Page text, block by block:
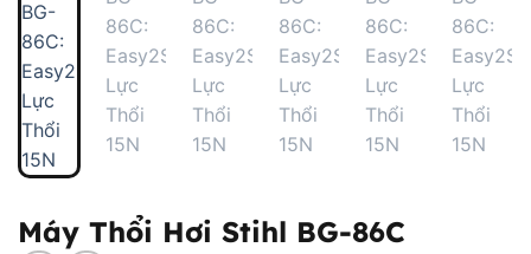
Máy Thổi Hơi Stihl BG-86C